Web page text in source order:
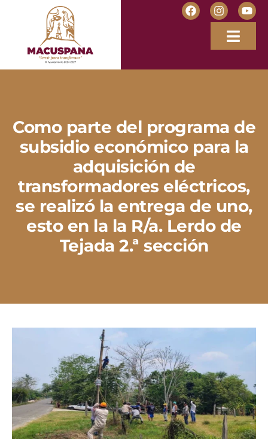
Como parte del programa de
subsidio económico para la
adquisición de
transformadores eléctricos,
se realizó la entrega de uno,
esto en la la R/a. Lerdo de
Tejada 2.ª sección